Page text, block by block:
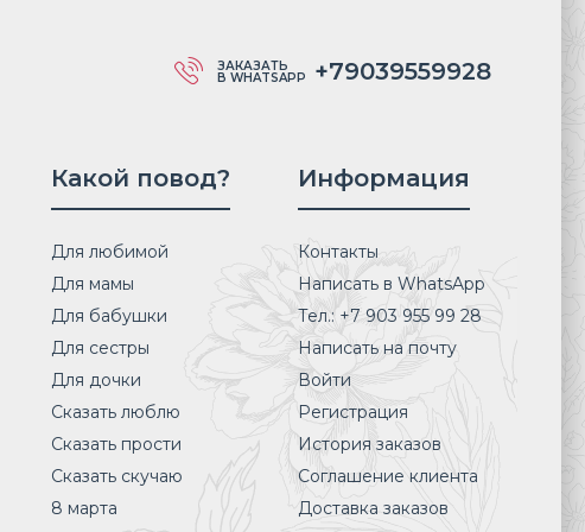
ЗАКАЗАТЬ
В WHATSAPP +79039559928
Какой повод?
Для любимой
Для мамы
Для бабушки
Для сестры
Для дочки
Сказать люблю
Сказать прости
Сказать скучаю
8 марта
Информация
Контакты
Написать в WhatsApp
Тел.: +7 903 955 99 28
Написать на почту
Войти
Регистрация
История заказов
Соглашение клиента
Доставка заказов